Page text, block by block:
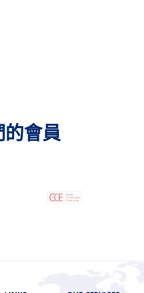
會員